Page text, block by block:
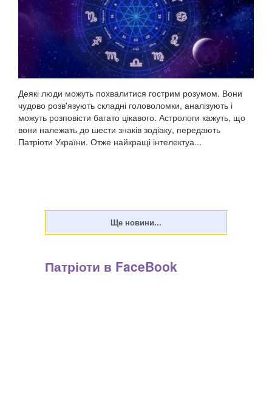
Деякі люди можуть похвалитися гострим розумом. Вони
чудово розв'язують складні головоломки, аналізують і
можуть розповісти багато цікавого. Астрологи кажуть, що
вони належать до шести знаків зодіаку, передають
Патріоти України. Отже найкращі інтелектуа...
Патріоти в FaceBook